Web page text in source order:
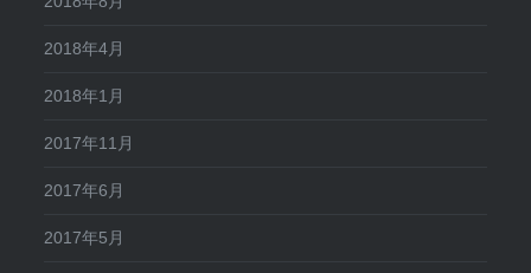
2018年4月
2018年1月
2017年11月
2017年6月
2017年5月